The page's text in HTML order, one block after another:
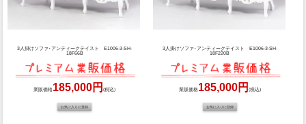
3人掛けソファ･アンティークテイスト E1006-3-SH-
18F66B
業販価格185,000円(税込)
3人掛けソファ･アンティークテイスト E1006-3-SH-
18F220B
業販価格185,000円 (税込)